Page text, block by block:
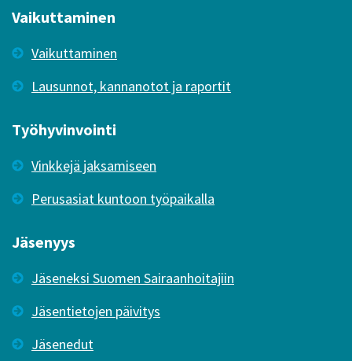
Vaikuttaminen
Vaikuttaminen
Lausunnot, kannanotot ja raportit
Työhyvinvointi
Vinkkejä jaksamiseen
Perusasiat kuntoon työpaikalla
Jäsenyys
Jäseneksi Suomen Sairaanhoitajiin
Jäsentietojen päivitys
Jäsenedut